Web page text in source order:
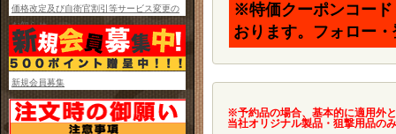
※特価クーポンコード
おります。フォロー
※予約品の場合、基本的に適用外
当社オリジナル製品・狙撃用品の
価格改定及び自衛官割引等サービス変更の
お知らせ
新規会員募集